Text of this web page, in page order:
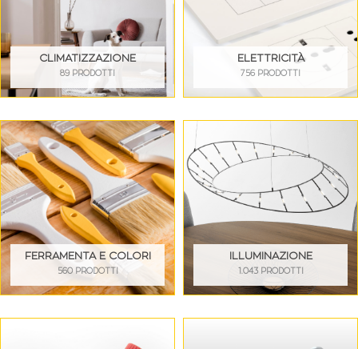
CLIMATIZZAZIONE
89 PRODOTTI
ELETTRICITÀ
756 PRODOTTI
FERRAMENTA E COLORI
560 PRODOTTI
ILLUMINAZIONE
1.043 PRODOTTI